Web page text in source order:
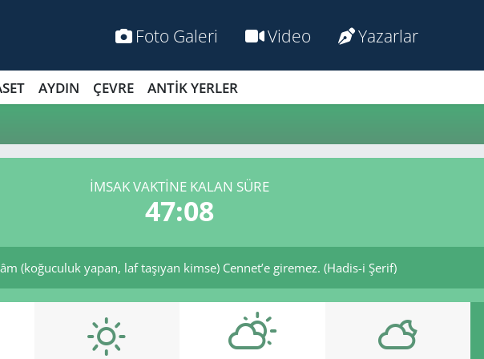
Foto Galeri Video Yazarlar
AYDIN ÇEVRE ANTİK YERLER
İMSAK VAKTİNE KALAN SÜRE
47:07
(koğuculuk yapan, laf taşıyan kimse) Cennet’e giremez. (Hadis-i Şerif)